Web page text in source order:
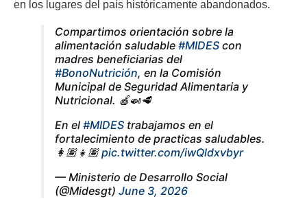
en los lugares del país históricamente abandonados.
Compartimos orientación sobre la
alimentación saludable #MIDES con
madres beneficiarias del
#BonoNutrición, en la Comisión
Municipal de Seguridad Alimentaria y
Nutricional. 🍎🍛🥩
En el #MIDES trabajamos en el
fortalecimiento de practicas saludables.
👩🏽‍👧🏽pic.twitter.com/iwQldxvbyr
— Ministerio de Desarrollo Social
(@Midesgt) June 3, 2026